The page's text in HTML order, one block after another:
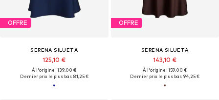
OFFRE
SERENA SILUETA
125,10 €
À l'origine : 139,00 €
Dernier prix le plus bas :81,25 €
OFFRE
SERENA SILUETA
143,10 €
À l'origine : 159,00 €
Dernier prix le plus bas :94,25 €